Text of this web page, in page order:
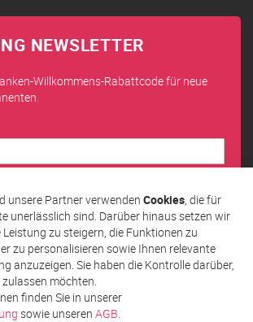
NEWSLETTER
Willkommens-Rabattcode für neue
Abonnieren
unsere Partner verwenden Cookies, die für
unerlässlich sind. Darüber hinaus setzen wir
Leistung zu steigern, die Funktionen zu
zu personalisieren sowie Ihnen relevante
anzuzeigen. Sie haben die Kontrolle darüber,
möchten.
finden Sie in unserer
sowie unseren AGB.